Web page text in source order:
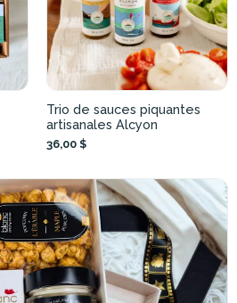
Trio de sauces piquantes
artisanales Alcyon
36,00 $